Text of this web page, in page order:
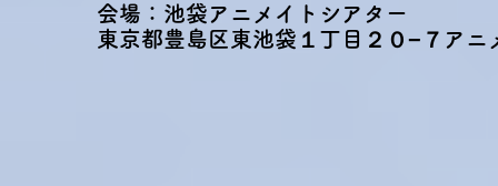
​会場：池袋アニメイトシアター
東京都豊島区東池袋１丁目２０−７ アニ